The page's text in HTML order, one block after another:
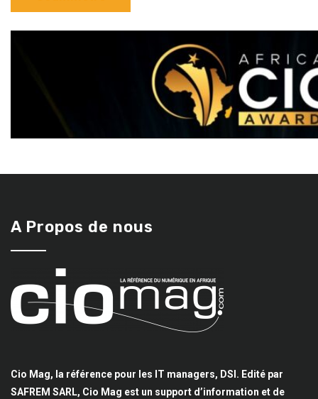
A Propos de nous
Cio Mag, la référence pour les IT managers, DSI. Edité par
SAFREM SARL, Cio Mag est un support d’information et de